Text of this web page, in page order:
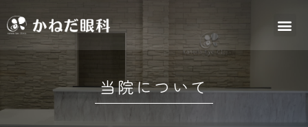
当院について